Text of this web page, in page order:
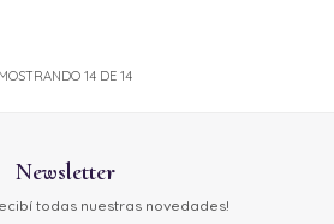
MOSTRANDO 14 DE 14
Newsletter
todas nuestras novedades!